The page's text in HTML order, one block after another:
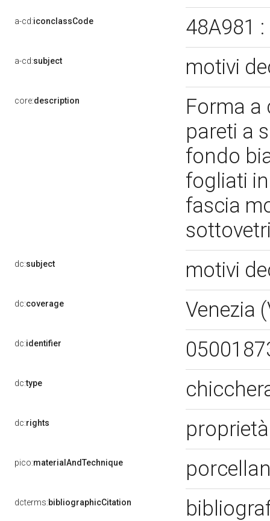
a-cd:iconclassCode 48A981
a-cd:subject motivi
core:description
Forma
pareti a
fondo
fogliati
fascia
dc:subject motivi
dc:coverage Venezia
dc:identifier
dc:type
dc:rights
pico:materialAndTechnique
dcterms:bibliographicCitation